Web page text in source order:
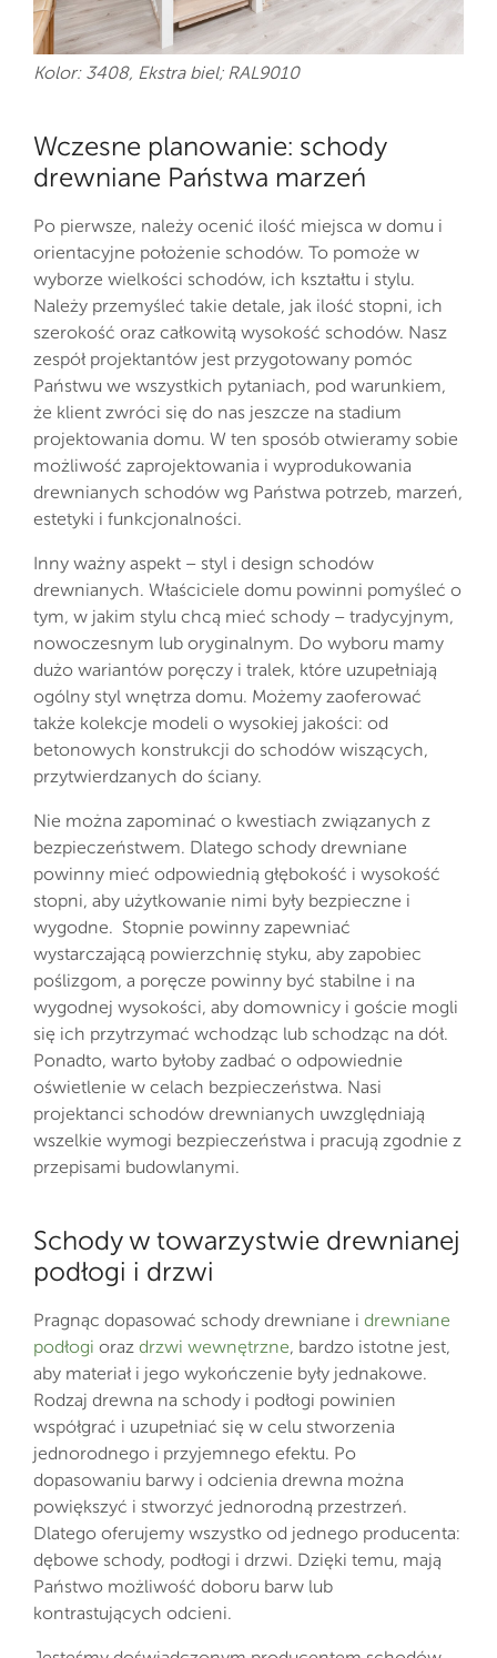
Kolor: 3408, Ekstra biel; RAL9010
Wczesne planowanie: schody
drewniane Państwa marzeń
Po pierwsze, należy ocenić ilość miejsca w domu i
orientacyjne położenie schodów. To pomoże w
wyborze wielkości schodów, ich kształtu i stylu.
Należy przemyśleć takie detale, jak ilość stopni, ich
szerokość oraz całkowitą wysokość schodów. Nasz
zespół projektantów jest przygotowany pomóc
Państwu we wszystkich pytaniach, pod warunkiem,
że klient zwróci się do nas jeszcze na stadium
projektowania domu. W ten sposób otwieramy sobie
możliwość zaprojektowania i wyprodukowania
drewnianych schodów wg Państwa potrzeb, marzeń,
estetyki i funkcjonalności.
Inny ważny aspekt – styl i design schodów
drewnianych. Właściciele domu powinni pomyśleć o
tym, w jakim stylu chcą mieć schody – tradycyjnym,
nowoczesnym lub oryginalnym. Do wyboru mamy
dużo wariantów poręczy i tralek, które uzupełniają
ogólny styl wnętrza domu. Możemy zaoferować
także kolekcje modeli o wysokiej jakości: od
betonowych konstrukcji do schodów wiszących,
przytwierdzanych do ściany.
Nie można zapominać o kwestiach związanych z
bezpieczeństwem. Dlatego schody drewniane
powinny mieć odpowiednią głębokość i wysokość
stopni, aby użytkowanie nimi były bezpieczne i
wygodne. Stopnie powinny zapewniać
wystarczającą powierzchnię styku, aby zapobiec
poślizgom, a poręcze powinny być stabilne i na
wygodnej wysokości, aby domownicy i goście mogli
się ich przytrzymać wchodząc lub schodząc na dół.
Ponadto, warto byłoby zadbać o odpowiednie
oświetlenie w celach bezpieczeństwa. Nasi
projektanci schodów drewnianych uwzględniają
wszelkie wymogi bezpieczeństwa i pracują zgodnie z
przepisami budowlanymi.
Schody w towarzystwie drewnianej
podłogi i drzwi
Pragnąc dopasować schody drewniane i drewniane
podłogi oraz drzwi wewnętrzne, bardzo istotne jest,
aby materiał i jego wykończenie były jednakowe.
Rodzaj drewna na schody i podłogi powinien
współgrać i uzupełniać się w celu stworzenia
jednorodnego i przyjemnego efektu. Po
dopasowaniu barwy i odcienia drewna można
powiększyć i stworzyć jednorodną przestrzeń.
Dlatego oferujemy wszystko od jednego producenta:
dębowe schody, podłogi i drzwi. Dzięki temu, mają
Państwo możliwość doboru barw lub
kontrastujących odcieni.